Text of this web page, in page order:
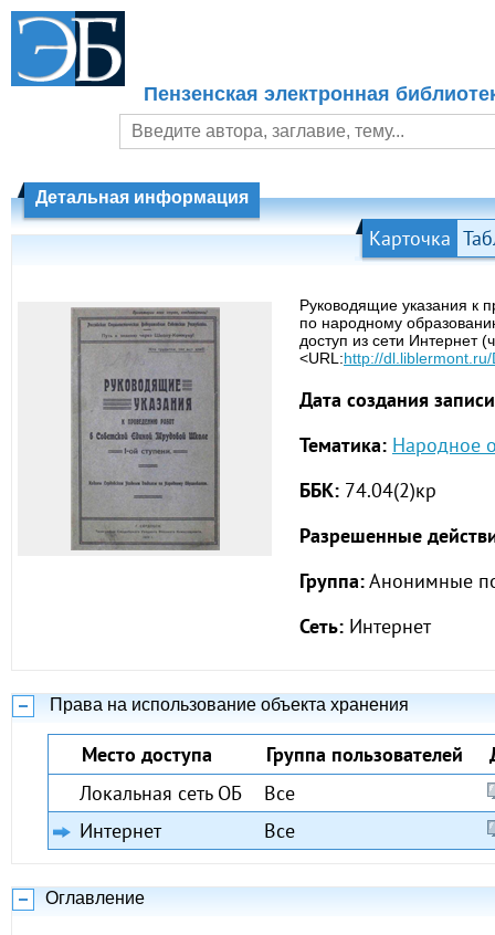
Пензенская электронная
Детальная информация
Карточка
Руководящие указания к
по народному
доступ из сети Интернет
<URL:http://
Дата создания
Тематика: Народное
ББК: 74.04(2)кр
Разрешенные
Группа:Анонимные
Сеть: Интернет
Права на использование объекта хранения
Место доступа Группа пользователей
Локальная сеть ОБ
Все
Интернет
Все
Оглавление